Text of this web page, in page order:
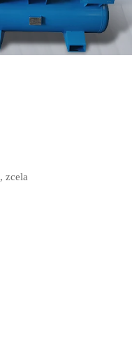
zcela